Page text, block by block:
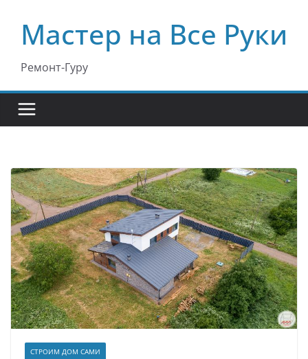
содержимому
Мастер на Все Руки
Ремонт-Гуру
СТРОИМ ДОМ САМИ